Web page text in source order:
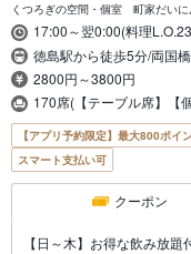
くつろぎの空間・個室 町家だいに
17:00～翌0:00(料理
徳島駅から徒歩5分/両国
2800円～3800円
170席(【テーブル席】【
【アプリ予約限定】最大800ポイ
スマート支払い可
クーポン
【日～木】お得な飲み放